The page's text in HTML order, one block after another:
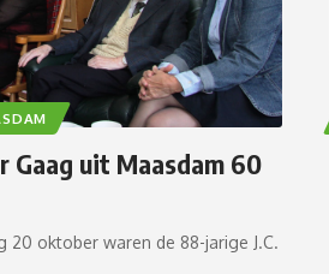
Gaag uit Maasdam 60
20 oktober waren de 88-jarige J.C.